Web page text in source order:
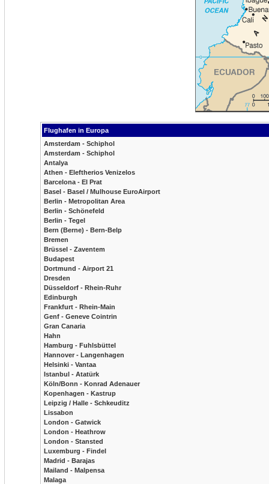
Flughafen in Europa
Amsterdam - Schiphol
Amsterdam - Schiphol
Antalya
Athen - Eleftherios Venizelos
Barcelona - El Prat
Basel - Basel / Mulhouse EuroAirport
Berlin - Metropolitan Area
Berlin - Schönefeld
Berlin - Tegel
Bern (Berne) - Bern-Belp
Bremen
Brüssel - Zaventem
Budapest
Dortmund - Airport 21
Dresden
Düsseldorf - Rhein-Ruhr
Edinburgh
Frankfurt - Rhein-Main
Genf - Geneve Cointrin
Gran Canaria
Hahn
Hamburg - Fuhlsbüttel
Hannover - Langenhagen
Helsinki - Vantaa
Istanbul - Atatürk
Köln/Bonn - Konrad Adenauer
Kopenhagen - Kastrup
Leipzig / Halle - Schkeuditz
Lissabon
London - Gatwick
London - Heathrow
London - Stansted
Luxemburg - Findel
Madrid - Barajas
Mailand - Malpensa
Malaga